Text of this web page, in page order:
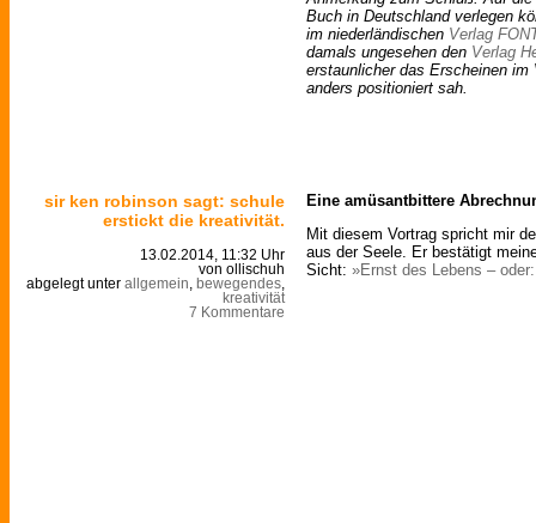
Buch in Deutschland verlegen
im niederländischen Verlag
damals ungesehen den Verlag
erstaunlicher das Erscheinen
anders positioniert sah.
sir ken robinson sagt: schule
erstickt die kreativität.
13.02.2014, 11:32 Uhr
von ollischuh
abgelegt unter allgemein bewegendes
kreativität
7 Kommentare
Eine amüsantbittere
Mit diesem Vortrag spricht mir
aus der Seele. Er bestätigt
Sicht: »Ernst des Lebens –